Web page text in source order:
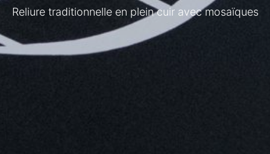
Reliure traditionnelle en plein cuir avec mosaïques